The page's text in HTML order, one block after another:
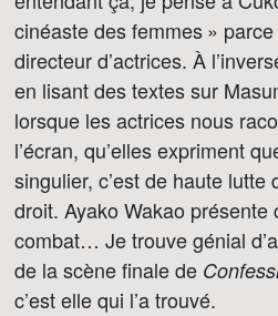
cinéaste des femmes »
directeur d’actrices. À
en lisant des textes sur
lorsque les actrices nous
l’écran, qu’elles expriment
singulier, c’est de haute lutte
droit. Ayako Wakao présente
combat… Je trouve génial
de la scène finale de
c’est elle qui l’a trouvé.